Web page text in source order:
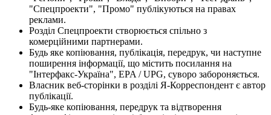
"Спецпроекти", "Промо" публікуються на правах
реклами.
Розділ Спецпроекти створюється спільно з
комерційними партнерами.
Будь яке копіювання, публікація, передрук, чи наступне
поширення інформації, що містить посилання на
"Інтерфакс-Україна", EPA / UPG, суворо забороняється.
Власник веб-сторінки в розділі Я-Корреспондент є автор
публікації.
Будь-яке копіювання, передрук та відтворення